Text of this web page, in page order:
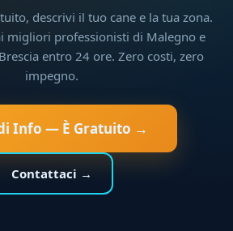
descrivi il tuo cane e la tua zona.
migliori professionisti di Malegno e
entro 24 ore. Zero costi, zero
impegno.
Info — È Gratuito →
Contattaci →